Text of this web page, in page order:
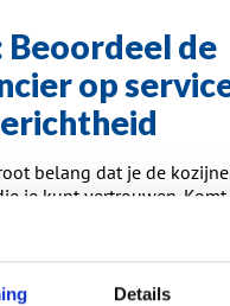
Details
Beoordeel de
op
belang dat je de
je kunt vertrouwen.
netjes en loop je geen
voor een VKG
het VKG Waarborgfonds
loopt. En vergeet niet: